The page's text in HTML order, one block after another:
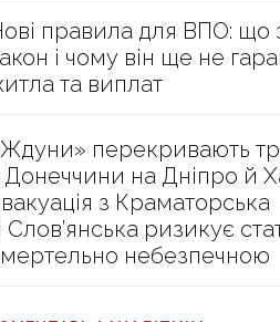
правила для ВПО: що
і чому він ще не
та виплат
перекривають
Донеччини на Дніпро й
з Краматорська
Слов’янська ризикує
небезпечною